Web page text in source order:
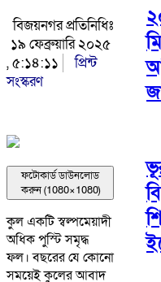
বিজয়নগর প্রতিনিধিঃ
১৯ ফেব্রুয়ারি ২০২৫
, ৫:১৪:১১
প্রিন্ট
সংস্করণ
ফটোকার্ড ডাউনলোড
করুন (1080×1080)
কুল একটি স্বল্পমেয়াদী
অধিক পুস্টি সমৃদ্ধ
ফল। বছরের যে কোনো
সময়েই কুলের আবাদ